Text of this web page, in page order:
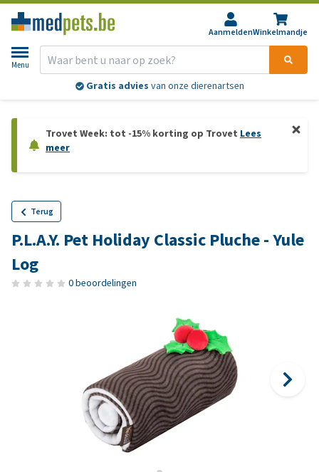
AanmeldenWinkelmandje
Menu
Gratis advies van onze dierenartsen
Trovet Week: tot -15% korting op Trovet Lees
meer
Terug
P.L.A.Y. Pet Holiday Classic Pluche - Yule
Log
0 beoordelingen